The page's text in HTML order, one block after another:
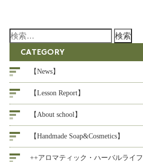
検
CATEGORY
【News】
【Lesson Report】
【About school】
【Handmade Soap&Cosmetics】
++アロマティック・ハーバルライフ